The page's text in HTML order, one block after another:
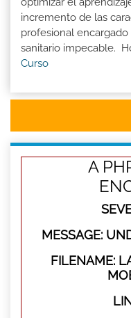
incremento de las
profesional
sanitario impecable.
Curso
A
MESSAGE:
FILENAME: